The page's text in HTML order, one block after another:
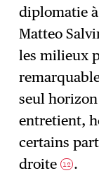
diplomatie
Matteo
les milieux
seul
entretient,
certains
droite12 .